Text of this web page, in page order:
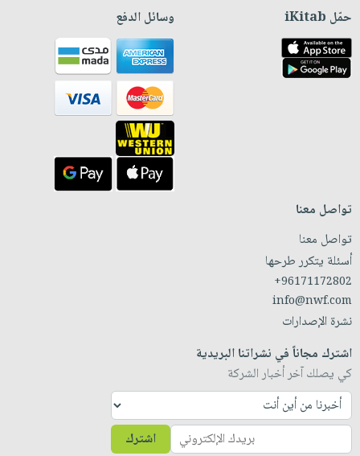
حمّل iKitab وسائل الدفع
تواصل معنا
تواصل معنا
أسئلة يتكرر طرحها
+96171172802
info@nwf.com
نشرة الإصدارات
اشترك مجاناً في نشراتنا البريدية
كي يصلك آخر أخبار الشركة
اشترك